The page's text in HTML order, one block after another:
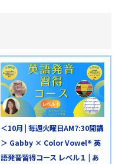
＜10月 | 毎週火曜日AM7:30開講
＞ Gabby × Color Vowel® 英
語発音習得コース レベル１ | あ